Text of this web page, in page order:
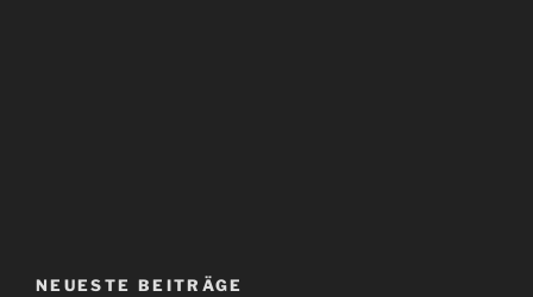
NEUESTE BEITRÄGE